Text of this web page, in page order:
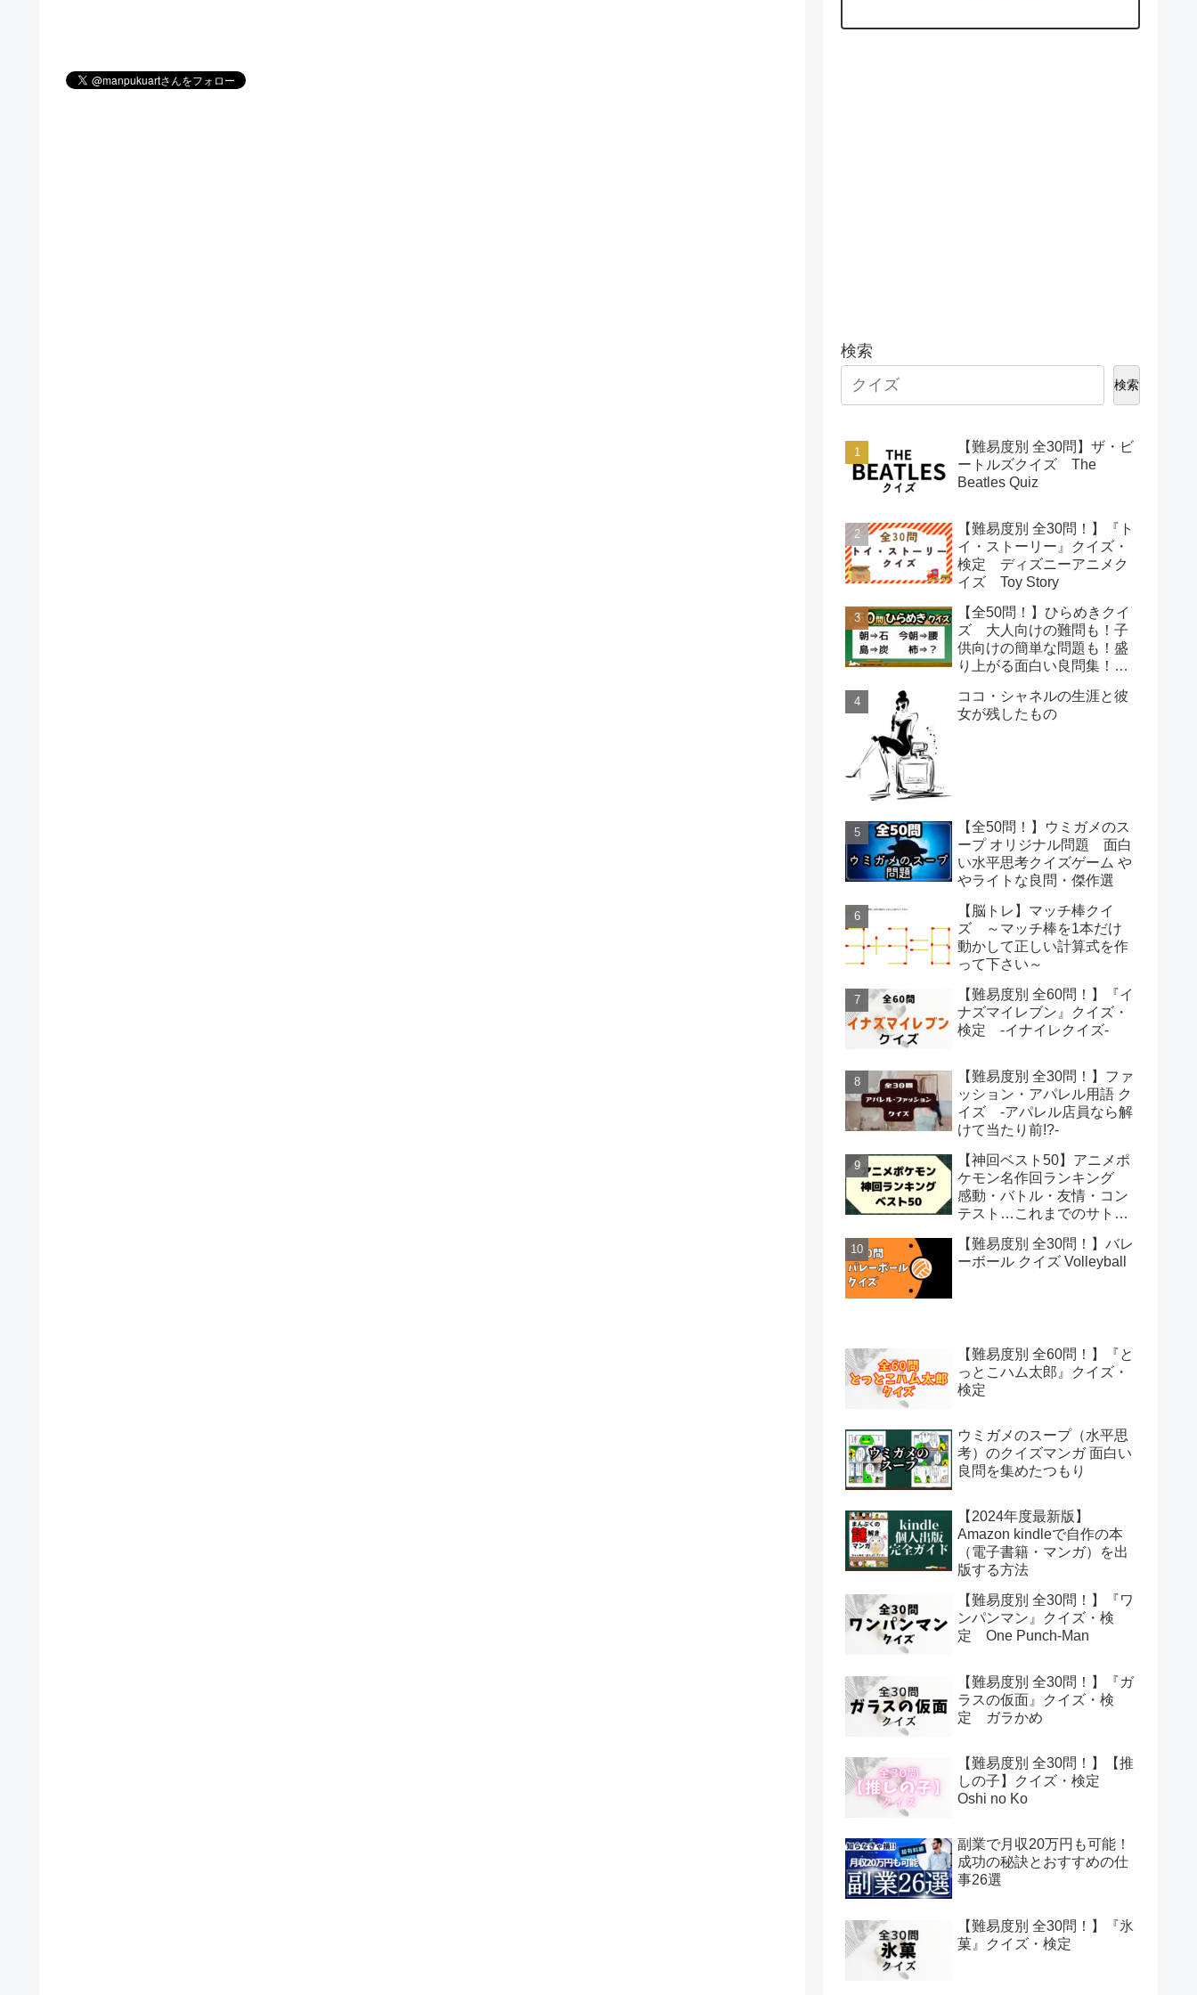
検索
検索
【難易度別 全30問】ザ・ビ
ートルズクイズ The
Beatles Quiz
【難易度別 全30問！】『ト
イ・ストーリー』クイズ・
検定 ディズニーアニメク
イズ Toy Story
【全50問！】ひらめきクイ
ズ 大人向けの難問も！子
供向けの簡単な問題も！盛
り上がる面白い良問集！
ココ・シャネルの生涯と彼
女が残したもの
【全50問！】ウミガメのス
ープ オリジナル問題 面白
い水平思考クイズゲーム や
やライトな良問・傑作選
【脳トレ】マッチ棒クイ
ズ ～マッチ棒を1本だけ
動かして正しい計算式を作
って下さい～
【難易度別 全60問！】『イ
ナズマイレブン』クイズ・
検定 -イナイレクイズ-
【難易度別 全30問！】ファ
ッション・アパレル用語 ク
イズ -アパレル店員なら解
けて当たり前!?-
【神回ベスト50】アニメポ
ケモン名作回ランキング
感動・バトル・友情・コン
テスト…これまでのサトシ
話を選出
【難易度別 全30問！】バレ
ーボール クイズ Volleyball
【難易度別 全60問！】『と
っとこハム太郎』クイズ・
検定
ウミガメのスープ（水平思
考）のクイズマンガ 面白い
良問を集めたつもり
【2024年度最新版】
Amazon kindleで自作の本
（電子書籍・マンガ）を出
版する方法
【難易度別 全30問！】『ワ
ンパンマン』クイズ・検
定 One Punch-Man
【難易度別 全30問！】『ガ
ラスの仮面』クイズ・検
定 ガラかめ
【難易度別 全30問！】【推
しの子】クイズ・検定
Oshi no Ko
副業で月収20万円も可能！
成功の秘訣とおすすめの仕
事26選
【難易度別 全30問！】『氷
菓』クイズ・検定